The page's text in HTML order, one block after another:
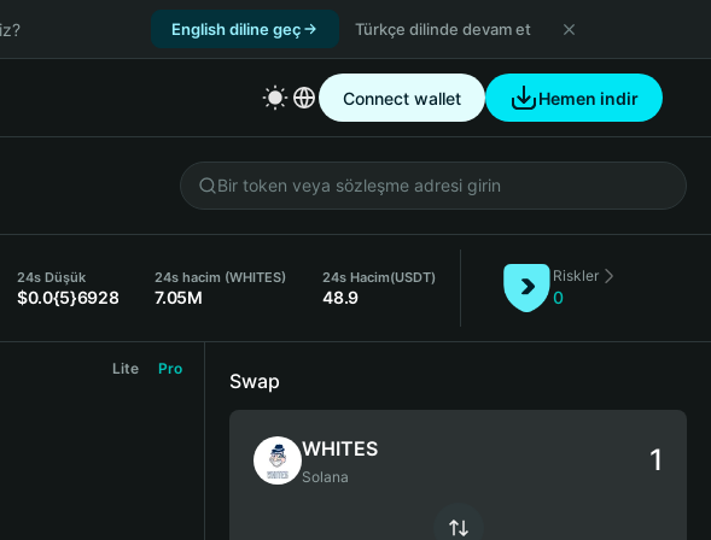
English diline geç Türkçe dilinde devam et
Connect wallet Hemen indir
24s Düşük
$0.0{5}6928
24s hacim (WHITES)
7.05M
24s Hacim(USDT)
48.9
Riskler
0
Lite Pro
Swap
WHITES
Solana